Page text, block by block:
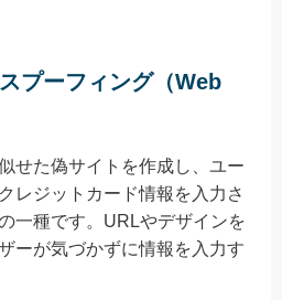
プーフィング（Web
せた偽サイトを作成し、ユー
レジットカード情報を入力さ
一種です。URLやデザインを
ーが気づかずに情報を入力す